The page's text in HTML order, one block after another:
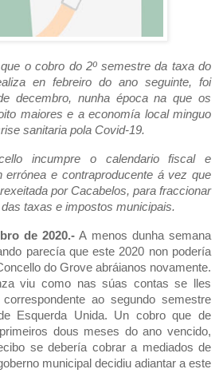
o cobro do 2º semestre da taxa do
en febreiro do ano seguinte, foi
decembro, nunha época na que os
maiores e a economía local minguo
sanitaria pola Covid-19.
incumpre o calendario fiscal e
errónea e contraproducente á vez que
por Cacabelos, para fraccionar
taxas e impostos municipais.
de 2020.- A menos dunha semana
parecía que este 2020 non podería
do Grove abráianos novamente.
viu como nas súas contas se lles
ao segundo semestre
Esquerda Unida. Un cobro que de
dous meses do ano vencido,
se debería cobrar a mediados de
municipal decidiu adiantar a este